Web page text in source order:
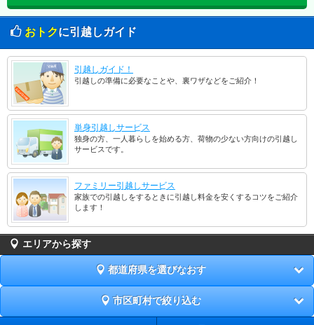
おトクに引越しガイド
引越しガイド！
引越しの準備に必要なことや、裏ワザなどをご紹介！
単身引越しサービス
独身の方、一人暮らしを始める方、荷物の少ない方向けの引越し
サービスです。
ファミリー引越しサービス
家族での引越しをするときに引越し料金を安くするコツをご紹介
します！
エリアから探す
都道府県を選びなおす
市区町村で絞り込む